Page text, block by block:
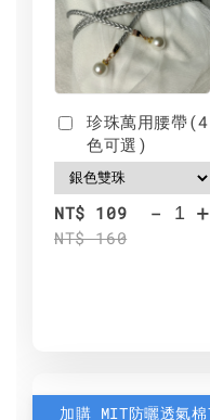
珍珠萬用腰帶(4
色可選)
NT$ 109
NT$ 160
- +